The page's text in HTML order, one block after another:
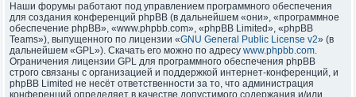
Наши форумы работают под управлением программного обеспечения
для создания конференций phpBB (в дальнейшем «они», «программное
обеспечение phpBB», «www.phpbb.com», «phpBB Limited», «phpBB
Teams»), выпущенного по лицензии «GNU General Public License v2» (в
дальнейшем «GPL»). Скачать его можно по адресу www.phpbb.com.
Ограничения лицензии GPL для программного обеспечения phpBB
строго связаны с организацией и поддержкой интернет-конференций, и
phpBB Limited не несёт ответственности за то, что администрация
конференций определяет в качестве допустимого содержания и/или